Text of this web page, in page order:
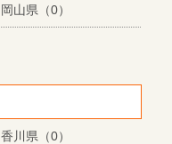
岡山県（0）
香川県（0）